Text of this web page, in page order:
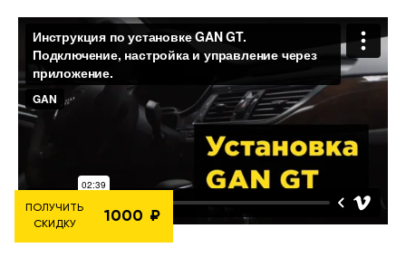
ПОЛУЧИТЬ
СКИДКУ
1000